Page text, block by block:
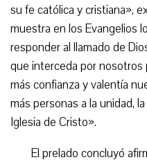
su fe católica y cristiana»,
muestra en los Evangelios
responder al llamado de
que interceda por nosotros
más confianza y valentía
más personas a la unidad,
Iglesia de Cristo».
El prelado concluyó